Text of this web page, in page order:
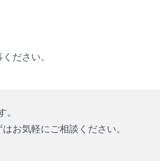
ださい。
。
お気軽にご相談ください。